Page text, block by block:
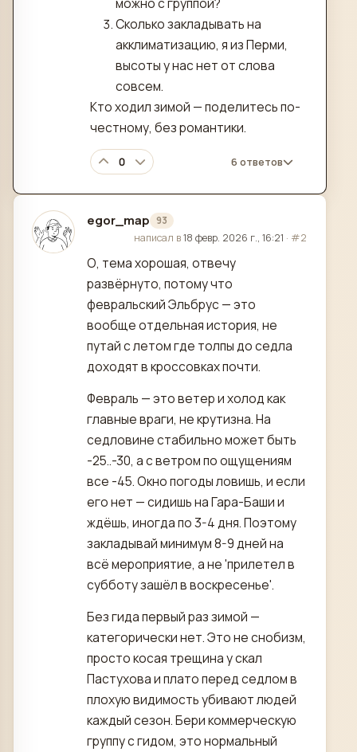
Сколько закладывать на
акклиматизацию, я из Перми,
высоты у нас нет от слова
совсем.
Кто ходил зимой — поделитесь по-
честному, без романтики.
0 6 ответов
egor_map 93
отредактировано
написал в18 февр. 2026 г., 16:21 · #2
О, тема хорошая, отвечу
развёрнуто, потому что
февральский Эльбрус — это
вообще отдельная история, не
путай с летом где толпы до седла
доходят в кроссовках почти.
Февраль — это ветер и холод как
главные враги, не крутизна. На
седловине стабильно может быть
-25..-30, а с ветром по ощущениям
все -45. Окно погоды ловишь, и если
его нет — сидишь на Гара-Баши и
ждёшь, иногда по 3-4 дня. Поэтому
закладывай минимум 8-9 дней на
всё мероприятие, а не 'прилетел в
субботу зашёл в воскресенье'.
Без гида первый раз зимой —
категорически нет. Это не снобизм,
просто косая трещина у скал
Пастухова и плато перед седлом в
плохую видимость убивают людей
каждый сезон. Бери коммерческую
группу с гидом, это нормальный